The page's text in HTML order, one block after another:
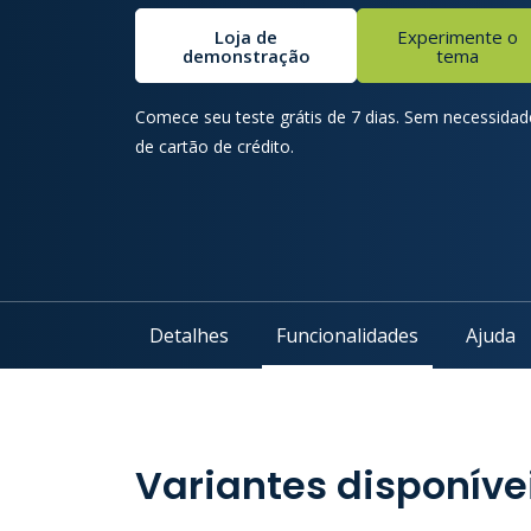
Loja de
demonstração
Experimente o
tema
Comece seu teste grátis de 7 dias. Sem
de cartão de crédito.
Detalhes Funcionalidades Ajuda
Variantes